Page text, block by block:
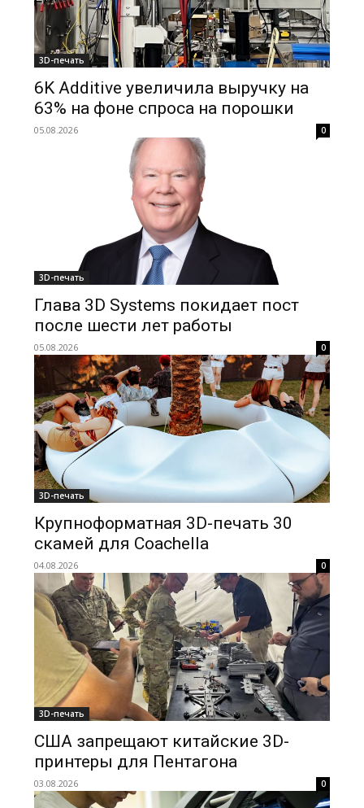
3D-печать
6K Additive увеличила выручку на
63% на фоне спроса на порошки
05.08.2026 0
3D-печать
Глава 3D Systems покидает пост
после шести лет работы
05.08.2026 0
3D-печать
Крупноформатная 3D-печать 30
скамей для Coachella
04.08.2026 0
3D-печать
США запрещают китайские 3D-
принтеры для Пентагона
03.08.2026 0